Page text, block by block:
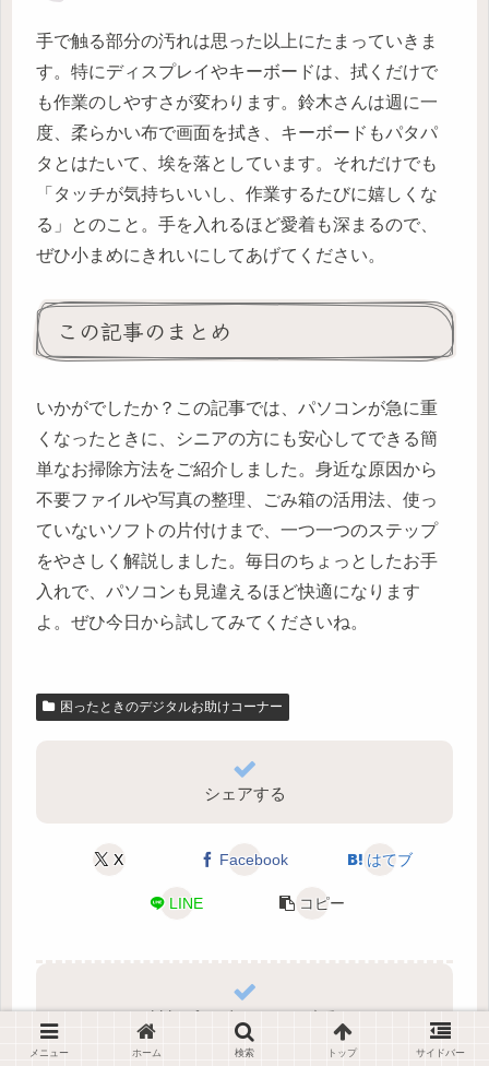
手で触る部分の汚れは思った以上にたまっていきま
す。特にディスプレイやキーボードは、拭くだけで
も作業のしやすさが変わります。鈴木さんは週に一
度、柔らかい布で画面を拭き、キーボードもパタパ
タとはたいて、埃を落としています。それだけでも
「タッチが気持ちいいし、作業するたびに嬉しくな
る」とのこと。手を入れるほど愛着も深まるので、
ぜひ小まめにきれいにしてあげてください。
この記事のまとめ
いかがでしたか？この記事では、パソコンが急に重
くなったときに、シニアの方にも安心してできる簡
単なお掃除方法をご紹介しました。身近な原因から
不要ファイルや写真の整理、ごみ箱の活用法、使っ
ていないソフトの片付けまで、一つ一つのステップ
をやさしく解説しました。毎日のちょっとしたお手
入れで、パソコンも見違えるほど快適になります
よ。ぜひ今日から試してみてくださいね。
困ったときのデジタルお助けコーナー
シェアする
X Facebook はてブ
LINE コピー
hideurfaceをフォローする
メニュー ホーム 検索 トップ サイドバー